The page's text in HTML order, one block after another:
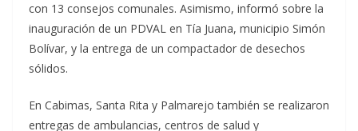
con 13 consejos comunales. Asimismo, informó sobre la
inauguración de un PDVAL en Tía Juana, municipio Simón
Bolívar, y la entrega de un compactador de desechos
sólidos.
En Cabimas, Santa Rita y Palmarejo también se realizaron
entregas de ambulancias, centros de salud y